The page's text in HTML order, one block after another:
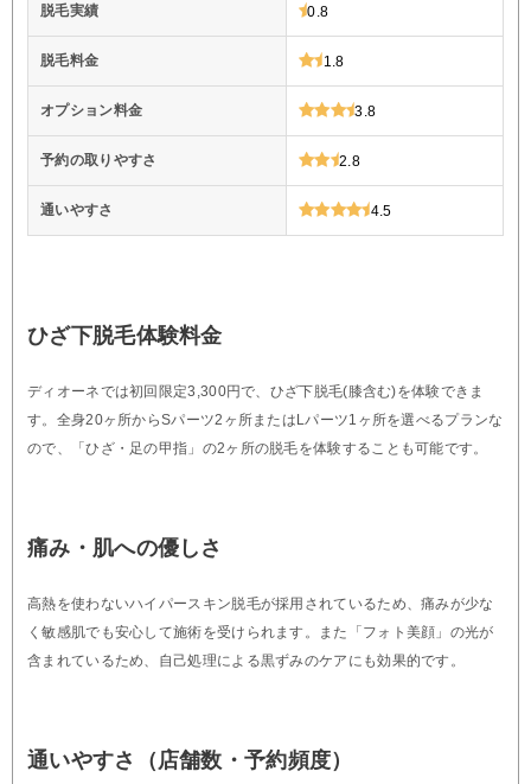
脱毛実績 0.8
脱毛料金 1.8
オプション料金 3.8
予約の取りやすさ 2.8
通いやすさ 4.5
ひざ下脱毛体験料金
ディオーネでは初回限定3,300円で、ひざ下脱毛(膝含む)を体験できま
す。全身20ヶ所からSパーツ2ヶ所またはLパーツ1ヶ所を選べるプランな
ので、「ひざ・足の甲指」の2ヶ所の脱毛を体験することも可能です。
痛み・肌への優しさ
高熱を使わないハイパースキン脱毛が採用されているため、痛みが少な
く敏感肌でも安心して施術を受けられます。また「フォト美顔」の光が
含まれているため、自己処理による黒ずみのケアにも効果的です。
通いやすさ（店舗数・予約頻度）